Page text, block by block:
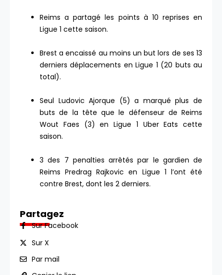
Reims a partagé les points à 10 reprises en
Ligue 1 cette saison.
Brest a encaissé au moins un but lors de ses 13
derniers déplacements en Ligue 1 (20 buts au
total).
Seul Ludovic Ajorque (5) a marqué plus de
buts de la tête que le défenseur de Reims
Wout Faes (3) en Ligue 1 Uber Eats cette
saison.
3 des 7 penalties arrêtés par le gardien de
Reims Predrag Rajkovic en Ligue 1 l’ont été
contre Brest, dont les 2 derniers.
Partagez
Sur Facebook
Sur X
Par mail